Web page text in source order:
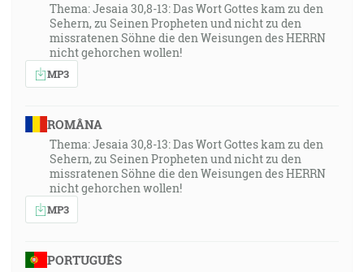
Thema: Jesaia 30,8-13: Das Wort Gottes kam zu den
Sehern, zu Seinen Propheten und nicht zu den
missratenen Söhne die den Weisungen des HERRN
nicht gehorchen wollen!
MP3
ROMÂNA
Thema: Jesaia 30,8-13: Das Wort Gottes kam zu den
Sehern, zu Seinen Propheten und nicht zu den
missratenen Söhne die den Weisungen des HERRN
nicht gehorchen wollen!
MP3
PORTUGUÊS